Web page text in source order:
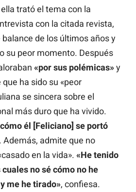
trató el tema con la
con la citada revista,
de los últimos años y
su peor momento. Después
«por sus polémicas»y
ha sido su «peor
se sincera sobre el
más duro que ha vivido.
él [Feliciano] se portó
Además, admite que no
en la vida». «He tenido
no sé cómo no he
me he tirado», confiesa.